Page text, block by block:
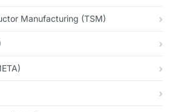
Manufacturing (TSM)